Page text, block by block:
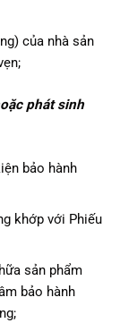
của nhà sản
phát sinh
bảo hành
khớp với Phiếu
sản phẩm
bảo hành